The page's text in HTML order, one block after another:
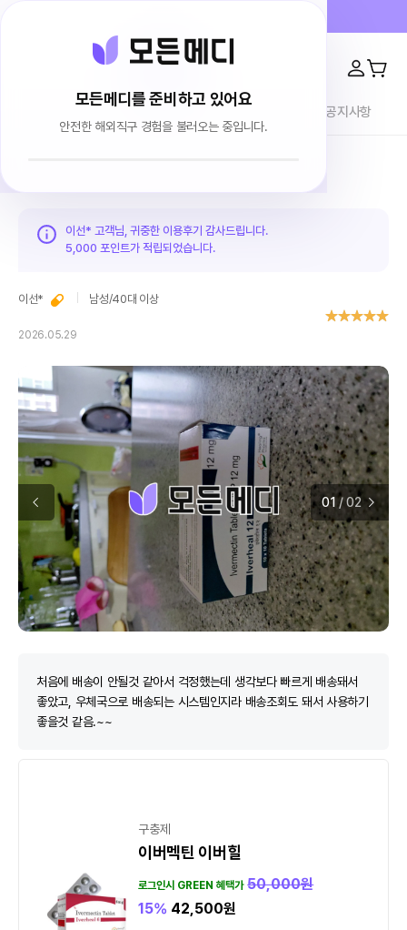
모든메디를 준비하고 있어요
안전한 해외직구 경험을 불러오는 중입니다.
이용후기 브랜드소개 공지사항
이선* 고객님, 귀중한 이용후기 감사드립니다.
5,000 포인트가 적립되었습니다.
이선* 남성/40대 이상
2026.05.29
01/02
처음에 배송이 안될것 같아서 걱정했는데 생각보다 빠르게 배송돼서
좋았고, 우체국으로 배송되는 시스템인지라 배송조회도 돼서 사용하기
좋을것 같음.~~
구충제
이버멕틴 이버힐
로그인시 GREEN 혜택가 50,000원
15% 42,500원